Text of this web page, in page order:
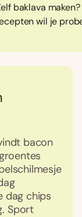
baklava
wil je
bacon
dag chips
Sport